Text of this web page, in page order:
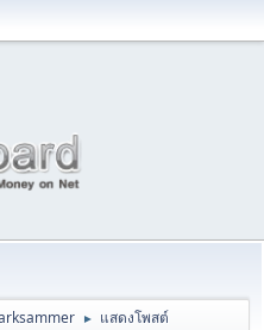
► แสดงโพสต์